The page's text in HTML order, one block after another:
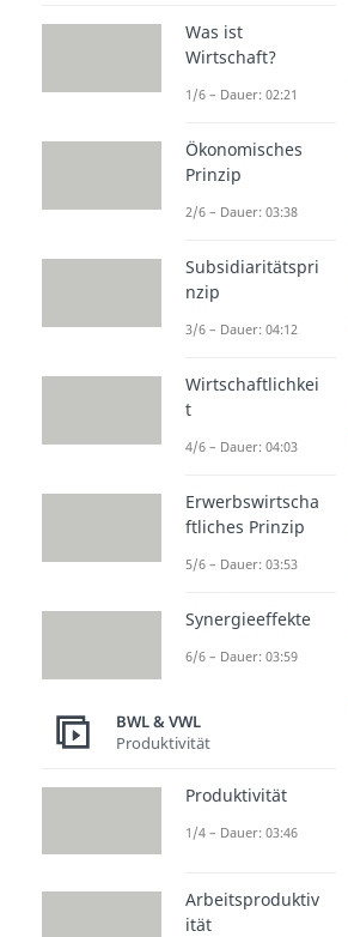
Freiheit
Jeder Mensch wird
.
eines Bedürfnisses
Energie, um
neue
Deshalb ist es
Mensch in der Lage
Bedürfnisse zu
Was zählt zu
Was zu den
gehört, hängt
Wohlstand einer
Fernseher oder
Deutschland ein
von vielen.
Kenia meist Luxus
Was ist
Wirtschaft?
1/6 – Dauer: 02:21
Ökonomisches
Prinzip
2/6 – Dauer: 03:38
Subsidiaritätspri
nzip
3/6 – Dauer: 04:12
Wirtschaftlichkei
t
4/6 – Dauer: 04:03
Erwerbswirtscha
ftliches Prinzip
5/6 – Dauer: 03:53
Synergieeffekte
6/6 – Dauer: 03:59
BWL & VWL
Produktivität
Produktivität
1/4 – Dauer: 03:46
Arbeitsproduktiv
ität